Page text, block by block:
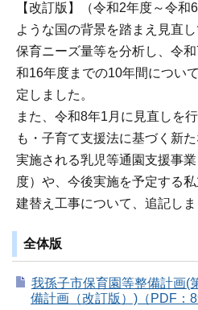
【改訂版】（令和2年度～令
ような国の背景を踏まえ見直
保育ニーズ量等を分析し、令
和16年度までの10年間につい
定しました。
また、令和8年1月に見直しを
も・子育て支援法に基づく新
実施される乳児等通園支援事
度）や、今後実施を予定する
建替え工事について、追記しま
全体版
我孫子市保育園等整備計画(
備計画（改訂版）)（PDF：